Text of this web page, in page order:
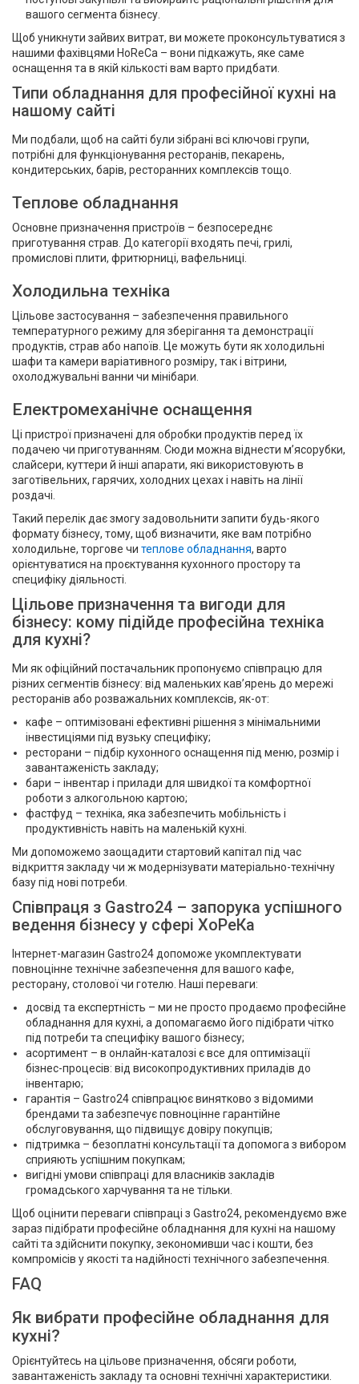
вашого сегмента бізнесу.
Щоб уникнути зайвих витрат, ви можете проконсультуватися з
нашими фахівцями HoReCa – вони підкажуть, яке саме
оснащення та в якій кількості вам варто придбати.
Типи обладнання для професійної кухні на
нашому сайті
Ми подбали, щоб на сайті були зібрані всі ключові групи,
потрібні для функціонування ресторанів, пекарень,
кондитерських, барів, ресторанних комплексів тощо.
Теплове обладнання
Основне призначення пристроїв – безпосереднє
приготування страв. До категорії входять печі, грилі,
промислові плити, фритюрниці, вафельниці.
Холодильна техніка
Цільове застосування – забезпечення правильного
температурного режиму для зберігання та демонстрації
продуктів, страв або напоїв. Це можуть бути як холодильні
шафи та камери варіативного розміру, так і вітрини,
охолоджувальні ванни чи мінібари.
Електромеханічне оснащення
Ці пристрої призначені для обробки продуктів перед їх
подачею чи приготуванням. Сюди можна віднести м’ясорубки,
слайсери, куттери й інші апарати, які використовують в
заготівельних, гарячих, холодних цехах і навіть на лінії
роздачі.
Такий перелік дає змогу задовольнити запити будь-якого
формату бізнесу, тому, щоб визначити, яке вам потрібно
холодильне, торгове чи теплове обладнання, варто
орієнтуватися на проєктування кухонного простору та
специфіку діяльності.
Цільове призначення та вигоди для
бізнесу: кому підійде професійна техніка
для кухні?
Ми як офіційний постачальник пропонуємо співпрацю для
різних сегментів бізнесу: від маленьких кав’ярень до мережі
ресторанів або розважальних комплексів, як-от:
кафе – оптимізовані ефективні рішення з мінімальними
інвестиціями під вузьку специфіку;
ресторани – підбір кухонного оснащення під меню, розмір і
завантаженість закладу;
бари – інвентар і прилади для швидкої та комфортної
роботи з алкогольною картою;
фастфуд – техніка, яка забезпечить мобільність і
продуктивність навіть на маленькій кухні.
Ми допоможемо заощадити стартовий капітал під час
відкриття закладу чи ж модернізувати матеріально-технічну
базу під нові потреби.
Співпраця з Gastro24 – запорука успішного
ведення бізнесу у сфері ХоРеКа
Інтернет-магазин Gastro24 допоможе укомплектувати
повноцінне технічне забезпечення для вашого кафе,
ресторану, столової чи готелю. Наші переваги:
досвід та експертність – ми не просто продаємо професійне
обладнання для кухні, а допомагаємо його підібрати чітко
під потреби та специфіку вашого бізнесу;
асортимент – в онлайн-каталозі є все для оптимізації
бізнес-процесів: від високопродуктивних приладів до
інвентарю;
гарантія – Gastro24 співпрацює винятково з відомими
брендами та забезпечує повноцінне гарантійне
обслуговування, що підвищує довіру покупців;
підтримка – безоплатні консультації та допомога з вибором
сприяють успішним покупкам;
вигідні умови співпраці для власників закладів
громадського харчування та не тільки.
Щоб оцінити переваги співпраці з Gastro24, рекомендуємо вже
зараз підібрати професійне обладнання для кухні на нашому
сайті та здійснити покупку, зекономивши час і кошти, без
компромісів у якості та надійності технічного забезпечення.
FAQ
Як вибрати професійне обладнання для
кухні?
Орієнтуйтесь на цільове призначення, обсяги роботи,
завантаженість закладу та основні технічні характеристики.